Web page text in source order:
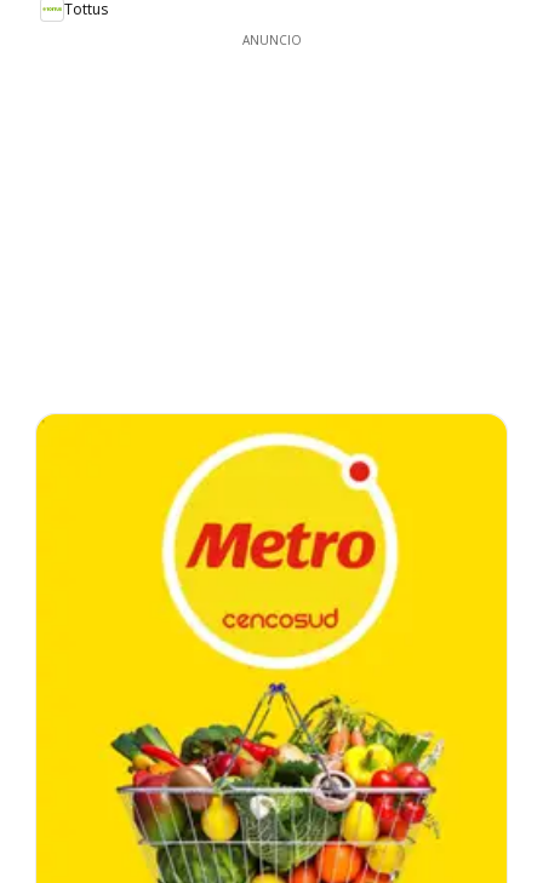
Tottus
ANUNCIO